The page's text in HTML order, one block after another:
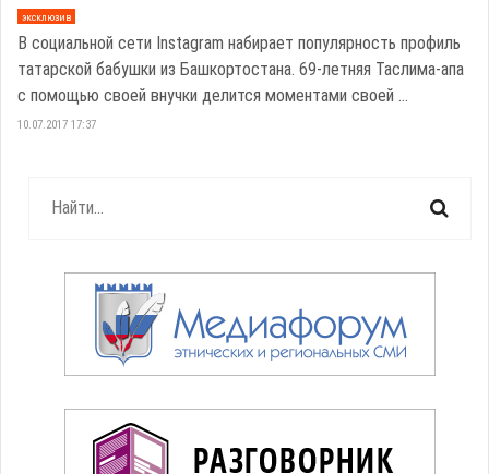
эксклюзив
В социальной сети Instagram набирает популярность профиль
татарской бабушки из Башкортостана. 69-летняя Таслима-апа
с помощью своей внучки делится моментами своей ...
10.07.2017 17:37